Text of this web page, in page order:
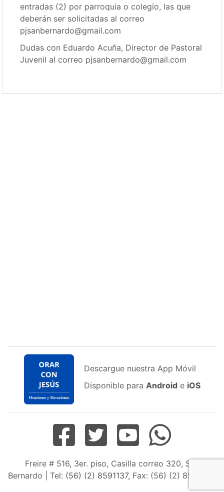
entradas (2) por parroquia o colegio, las que
deberán ser solicitadas al correo
pjsanbernardo@gmail.com
Dudas con Eduardo Acuña, Director de Pastoral
Juvenil al correo pjsanbernardo@gmail.com
Descargue nuestra App Móvil
Disponible para Android e iOS
Freire # 516, 3er. piso, Casilla correo 320, San
Bernardo | Tel: (56) (2) 8591137, Fax: (56) (2) 8598163